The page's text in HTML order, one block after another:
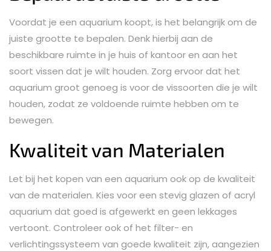
Voordat je een aquarium koopt, is het belangrijk om de
juiste grootte te bepalen. Denk hierbij aan de
beschikbare ruimte in je huis of kantoor en aan het
soort vissen dat je wilt houden. Zorg ervoor dat het
aquarium groot genoeg is voor de vissoorten die je wilt
houden, zodat ze voldoende ruimte hebben om te
bewegen.
Kwaliteit van Materialen
Let bij het kopen van een aquarium ook op de kwaliteit
van de materialen. Kies voor een stevig glazen of acryl
aquarium dat goed is afgewerkt en geen lekkages
vertoont. Controleer ook of het filter- en
verlichtingssysteem van goede kwaliteit zijn, aangezien